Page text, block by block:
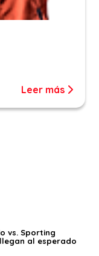
Leer más
vs. Sporting
al esperado